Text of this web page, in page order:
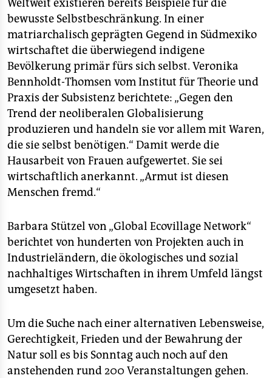
Weltweit existieren bereits Beispiele für die
bewusste Selbstbeschränkung. In einer
matriarchalisch geprägten Gegend in Südmexiko
wirtschaftet die überwiegend indigene
Bevölkerung primär fürs sich selbst. Veronika
Bennholdt-Thomsen vom Institut für Theorie und
Praxis der Subsistenz berichtete: „Gegen den
Trend der neoliberalen Globalisierung
produzieren und handeln sie vor allem mit Waren,
die sie selbst benötigen.“ Damit werde die
Hausarbeit von Frauen aufgewertet. Sie sei
wirtschaftlich anerkannt. „Armut ist diesen
Menschen fremd.“
Barbara Stützel von „Global Ecovillage Network“
berichtet von hunderten von Projekten auch in
Industrieländern, die ökologisches und sozial
nachhaltiges Wirtschaften in ihrem Umfeld längst
umgesetzt haben.
Um die Suche nach einer alternativen Lebensweise,
Gerechtigkeit, Frieden und der Bewahrung der
Natur soll es bis Sonntag auch noch auf den
anstehenden rund 200 Veranstaltungen gehen.